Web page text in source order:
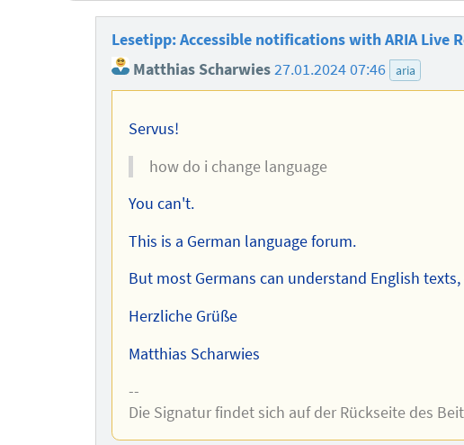
Lesetipp: Accessible notifications with ARIA Live
Matthias Scharwies27.01.2024 07:46 aria
Servus!
how do i change language
You can't.
This is a German language forum.
But most Germans can understand English
Herzliche Grüße
Matthias Scharwies
--
Die Signatur findet sich auf der Rückseite des